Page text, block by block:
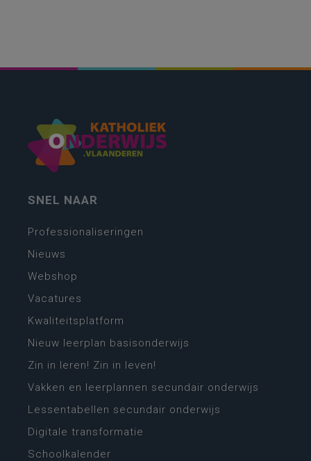
SNEL NAAR
Professionaliseringen
Nieuws
Webshop
Vacatures
Kwaliteitsplatform
Nieuw leerplan basisonderwijs
Zin in leren! Zin in leven!
Vakken en leerplannen secundair onderwijs
Lessentabellen secundair onderwijs
Digitale transformatie
Schoolkalender